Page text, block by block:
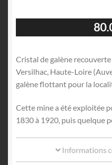
Cristal de galène
Versilhac, Haute-Loire
galène flottant pour la
Cette mine a été exploitée
1830 à 1920, puis quelque
Informations